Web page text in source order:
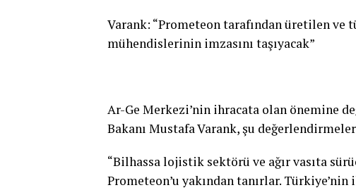
Varank: “Prometeon tarafından üretilen
mühendislerinin imzasını taşıyacak”
Ar-Ge Merkezi’nin ihracata olan önemine
Bakanı Mustafa Varank, şu
“Bilhassa lojistik sektörü ve ağır vasıta
Prometeon’u yakından tanırlar.